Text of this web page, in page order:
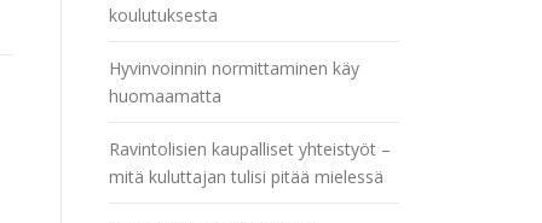
koulutuksesta
Hyvinvoinnin normittaminen käy
huomaamatta
Ravintolisien kaupalliset yhteistyöt –
mitä kuluttajan tulisi pitää mielessä